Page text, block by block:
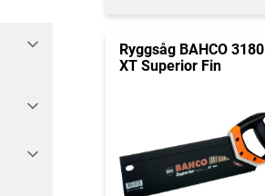
Ryggsåg BAHCO 3180
XT Superior Fin